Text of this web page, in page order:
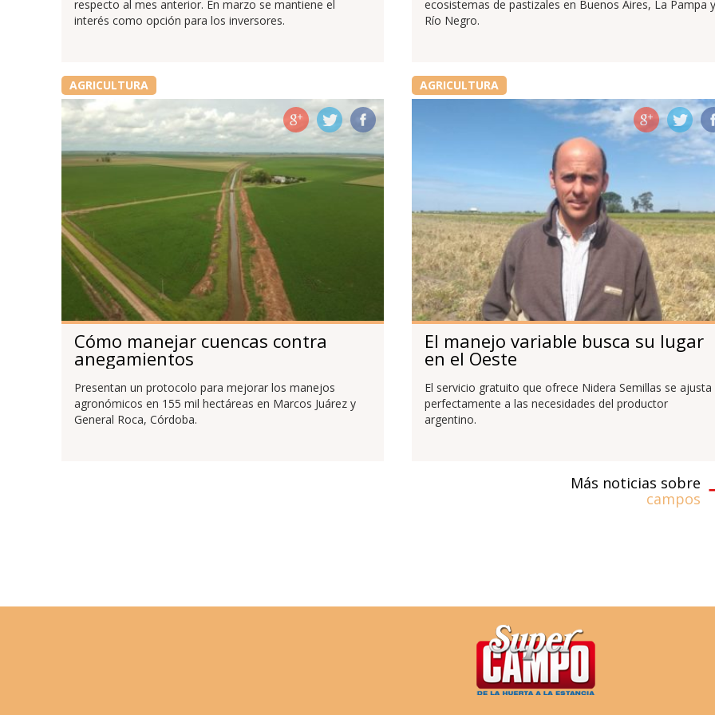
respecto al mes anterior. En marzo se mantiene el
interés como opción para los inversores.
ecosistemas de pastizales en Buenos Aires, La Pampa y
Río Negro.
AGRICULTURA
Cómo manejar cuencas contra
anegamientos
Presentan un protocolo para mejorar los manejos
agronómicos en 155 mil hectáreas en Marcos Juárez y
General Roca, Córdoba.
AGRICULTURA
El manejo variable busca su lugar
en el Oeste
El servicio gratuito que ofrece Nidera Semillas se ajusta
perfectamente a las necesidades del productor
argentino.
Más noticias sobre
campos